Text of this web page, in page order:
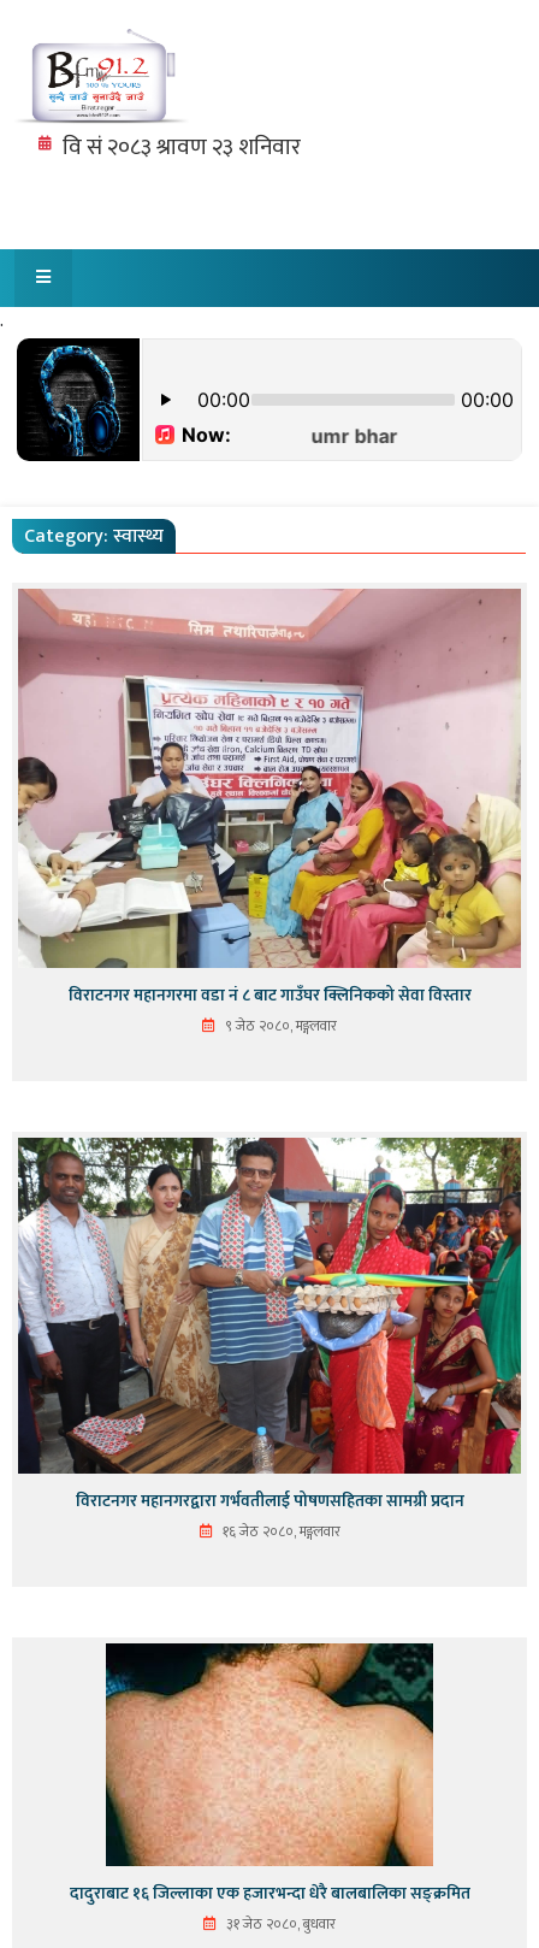
.
Category:स्वास्थ्य
विराटनगर महानगरमा वडा नंं ८ बाट गाउँघर क्लिनिकको सेवा विस्तार
९ जेठ २०८०, मङ्गलवार
विराटनगर महानगरद्वारा गर्भवतीलाई पोषणसहितका सामग्री प्रदान
१६ जेठ २०८०, मङ्गलवार
दादुराबाट १६ जिल्लाका एक हजारभन्दा धेरै बालबालिका सङ्क्रमित
३१ जेठ २०८०, बुधवार